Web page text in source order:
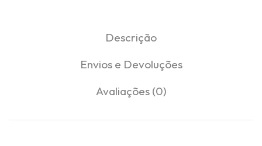
Descrição
Envios e Devoluções
Avaliações (0)